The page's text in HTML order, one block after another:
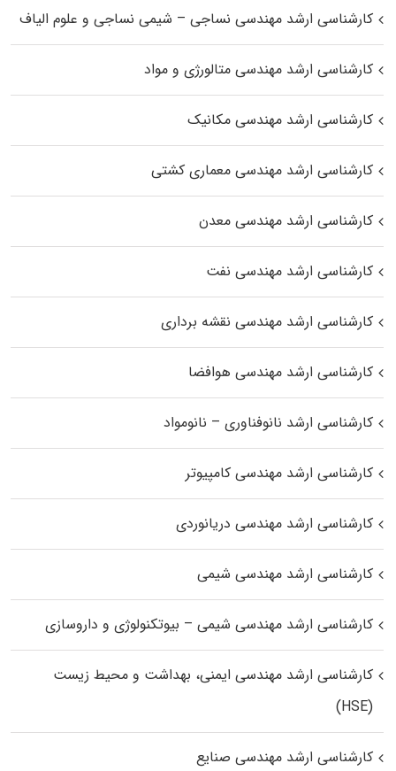
کارشناسی ارشد مهندسی نساجی – شیمی نساجی و علوم الیاف
کارشناسی ارشد مهندسی متالورژی و مواد
کارشناسی ارشد مهندسی مکانیک
کارشناسی ارشد مهندسی معماری کشتی
کارشناسی ارشد مهندسی معدن
کارشناسی ارشد مهندسی نفت
کارشناسی ارشد مهندسی نقشه برداری
کارشناسی ارشد مهندسی هوافضا
کارشناسی ارشد نانوفناوری – نانومواد
کارشناسی ارشد مهندسی کامپیوتر
کارشناسی ارشد مهندسی دریانوردی
کارشناسی ارشد مهندسی شیمی
کارشناسی ارشد مهندسی شیمی – بیوتکنولوژی و داروسازی
کارشناسی ارشد مهندسی ایمنی، بهداشت و محیط زیست
(HSE)
کارشناسی ارشد مهندسی صنایع